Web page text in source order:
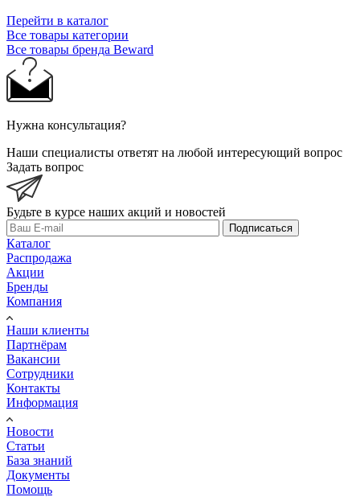
Перейти в каталог
Все товары категории
Все товары бренда Beward
Нужна консультация?
Наши специалисты ответят на любой интересующий вопрос
Задать вопрос
Будьте в курсе наших акций и новостей
Подписаться
Каталог
Распродажа
Акции
Бренды
Компания
Наши клиенты
Партнёрам
Вакансии
Сотрудники
Контакты
Информация
Новости
Статьи
База знаний
Документы
Помощь